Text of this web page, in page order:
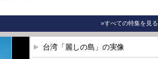
»すべての特集を見る
台湾「麗しの島」の実像